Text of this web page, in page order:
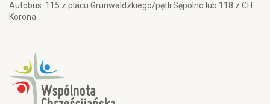
Autobus: 115 z placu Grunwaldzkiego/pętli Sępolno lub 118 z CH
Korona